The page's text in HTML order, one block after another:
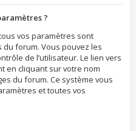
?
vos paramètres sont
forum. Vous pouvez les
de l’utilisateur. Le lien vers
en cliquant sur votre nom
du forum. Ce système vous
et toutes vos